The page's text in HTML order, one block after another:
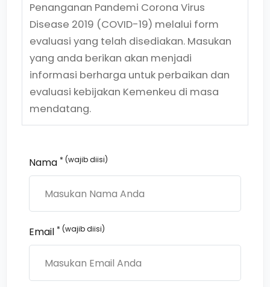
Penanganan Pandemi Corona Virus
Disease 2019 (COVID-19) melalui form
evaluasi yang telah disediakan. Masukan
yang anda berikan akan menjadi
informasi berharga untuk perbaikan dan
evaluasi kebijakan Kemenkeu di masa
mendatang.
Nama * (wajib diisi)
Email * (wajib diisi)